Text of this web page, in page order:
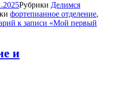
Рубрики Делимся
фортепианное отделение,
к записи «Мой первый
и